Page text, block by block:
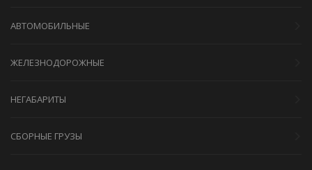
АВТОМОБИЛЬНЫЕ
ЖЕЛЕЗНОДОРОЖНЫЕ
НЕГАБАРИТЫ
СБОРНЫЕ ГРУЗЫ